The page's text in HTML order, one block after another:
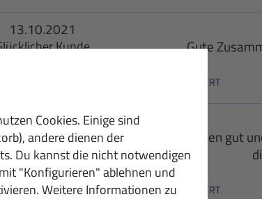
Cookies. Einige sind
andere dienen der
Du kannst die nicht notwendigen
"Konfigurieren" ablehnen und
Weitere Informationen zu
13.10.2021
Kunde
Gute
VERIFIZIERT
30.09.2021
Kundin
Schmecken gut
VERIFIZIERT